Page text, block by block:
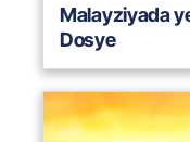
Malayziyada
Dosye